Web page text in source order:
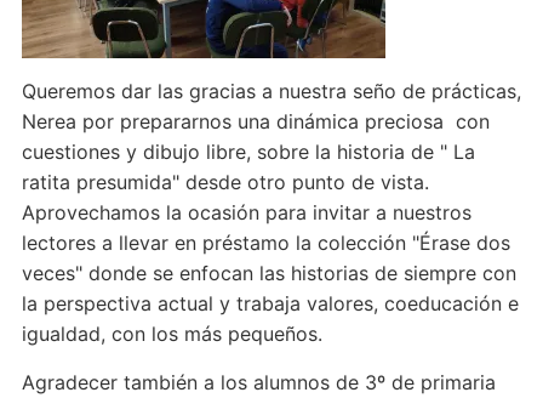
Queremos dar las gracias a nuestra seño de prácticas,
Nerea por prepararnos una dinámica preciosa con
cuestiones y dibujo libre, sobre la historia de " La
ratita presumida" desde otro punto de vista.
Aprovechamos la ocasión para invitar a nuestros
lectores a llevar en préstamo la colección "Érase dos
veces" donde se enfocan las historias de siempre con
la perspectiva actual y trabaja valores, coeducación e
igualdad, con los más pequeños.
Agradecer también a los alumnos de 3º de primaria